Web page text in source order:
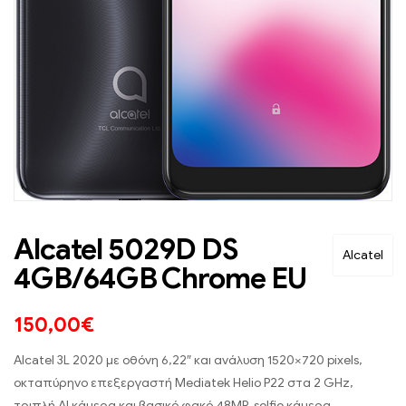
Alcatel
Alcatel 5029D DS
4GB/64GB Chrome EU
150,00€
Alcatel 3L 2020 με οθόνη 6,22″ και ανάλυση 1520×720 pixels,
οκταπύρηνο επεξεργαστή Mediatek Helio P22 στα 2 GHz,